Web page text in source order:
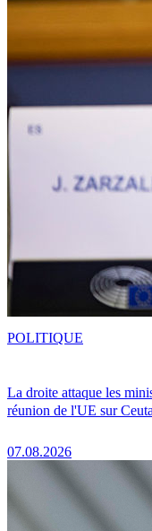
La droite attaque les
réunion de l'UE sur Ceuta
07.08.2026
POLITIQUE